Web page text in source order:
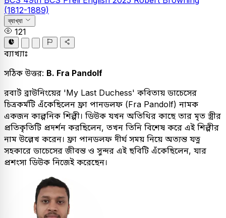
(1812-1889)
ব্যাখ্যা
121
ব্যাখ্যাঃ
সঠিক উত্তর: B. Fra Pandolf
রবার্ট ব্রাউনিংয়ের 'My Last Duchess' কবিতায় ডাচেসের
চিত্রকর্মটি এঁকেছিলেন ফ্রা পানডলফ (Fra Pandolf) নামক
একজন কাল্পনিক শিল্পী। ডিউক যখন অতিথির কাছে তার মৃত স্ত্রীর
প্রতিকৃতিটি প্রদর্শন করছিলেন, তখন তিনি বিশেষ করে এই শিল্পীর
নাম উল্লেখ করেন। ফ্রা পানডলফ দীর্ঘ সময় নিয়ে অত্যন্ত যত্ন
সহকারে ডাচেসের জীবন্ত ও সুন্দর এই ছবিটি এঁকেছিলেন, যার
প্রশংসা ডিউক নিজেই করেছেন।